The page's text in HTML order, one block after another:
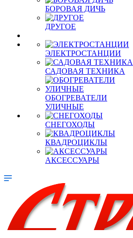
БОРОВАЯ ДИЧЬ
ДРУГОЕ
ЭЛЕКТРОСТАНЦИИ
САДОВАЯ ТЕХНИКА
ОБОГРЕВАТЕЛИ
УЛИЧНЫЕ
СНЕГОХОДЫ
КВАДРОЦИКЛЫ
АКСЕССУАРЫ